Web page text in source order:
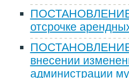
ПОСТАНОВЛЕНИЕ
отсрочке
ПОСТАНОВЛЕНИЕ
внесении
администрации